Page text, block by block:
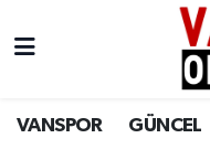
VANSPOR GÜNCEL
Van Nöbetçi